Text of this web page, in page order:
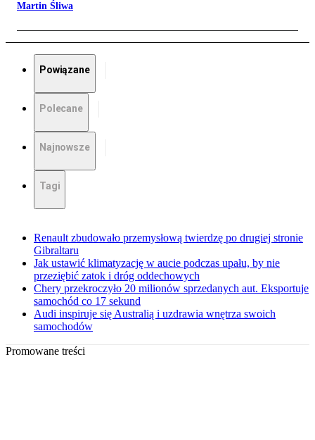
Martin Śliwa
Powiązane
Polecane
Najnowsze
Tagi
Renault zbudowało przemysłową twierdzę po drugiej stronie
Gibraltaru
Jak ustawić klimatyzację w aucie podczas upału, by nie
przeziębić zatok i dróg oddechowych
Chery przekroczyło 20 milionów sprzedanych aut. Eksportuje
samochód co 17 sekund
Audi inspiruje się Australią i uzdrawia wnętrza swoich
samochodów
Promowane treści